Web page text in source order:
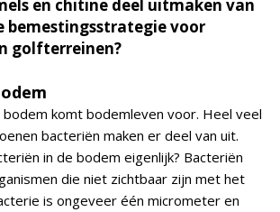
en chitine deel uitmaken van
bemestingsstrategie voor
golfterreinen?
bodem komt bodemleven voor. Heel veel
bacteriën maken er deel van uit.
in de bodem eigenlijk? Bacteriën
die niet zichtbaar zijn met het
is ongeveer één micrometer en